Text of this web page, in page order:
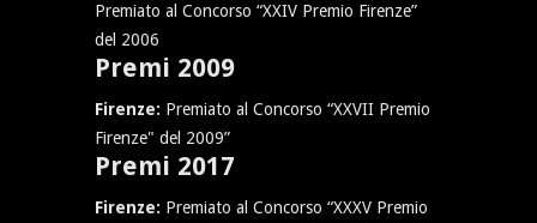
Premiato al Concorso “XXIV Premio Firenze”
del 2006
Premi 2009
Firenze: Premiato al Concorso “XXVII Premio
Firenze" del 2009”
Premi 2017
Firenze: Premiato al Concorso “XXXV Premio